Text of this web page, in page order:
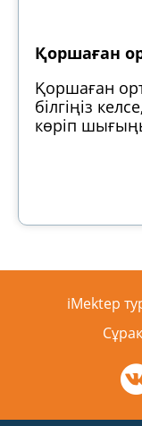
Қоршаған
Қоршаған
білгіңіз
көріп
iMektep